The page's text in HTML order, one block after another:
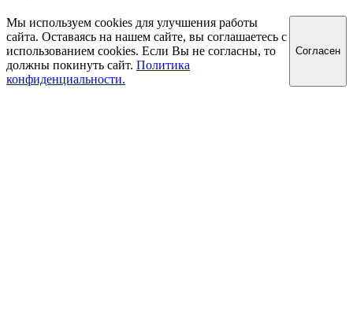
Мы используем cookies для улучшения работы
сайта. Оставаясь на нашем сайте, вы соглашаетесь с
использованием cookies. Если Вы не согласны, то
должны покинуть сайт. Политика
конфиденциальности.
Cогласен